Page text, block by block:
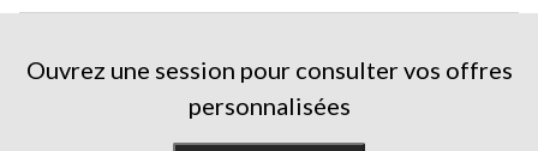
Ouvrez une session pour consulter vos offres
personnalisées